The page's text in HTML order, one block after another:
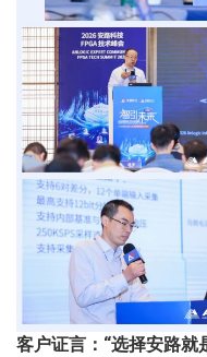
客户证言：“选择安路就